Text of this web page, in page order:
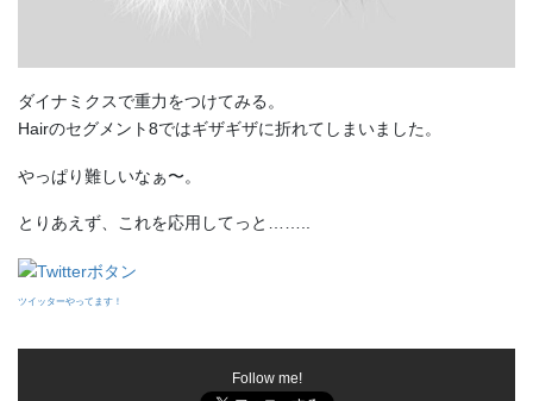
ダイナミクスで重力をつけてみる。
Hairのセグメント8ではギザギザに折れてしまいました。
やっぱり難しいなぁ〜。
とりあえず、これを応用してっと……..
ツイッターやってます！
Follow me!